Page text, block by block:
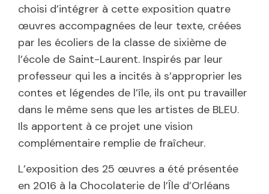
choisi d’intégrer à cette exposition quatre
œuvres accompagnées de leur texte, créées
par les écoliers de la classe de sixième de
l’école de Saint-Laurent. Inspirés par leur
professeur qui les a incités à s’approprier les
contes et légendes de l’île, ils ont pu travailler
dans le même sens que les artistes de BLEU.
Ils apportent à ce projet une vision
complémentaire remplie de fraîcheur.
L’exposition des 25 œuvres a été présentée
en 2016 à la Chocolaterie de l’Île d’Orléans